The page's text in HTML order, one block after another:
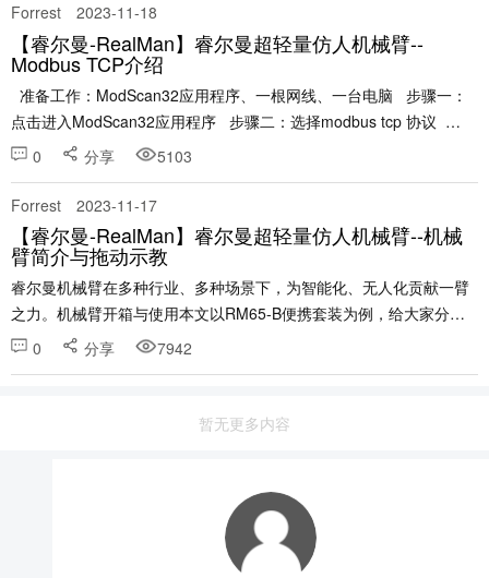
Forrest 2023-11-18
【睿尔曼-RealMan】睿尔曼超轻量仿人机械臂--
Modbus TCP介绍
准备工作：ModScan32应用程序、一根网线、一台电脑 步骤一：
点击进入ModScan32应用程序 步骤二：选择modbus tcp 协议
......
0 分享 5103
Forrest 2023-11-17
【睿尔曼-RealMan】睿尔曼超轻量仿人机械臂--机械
臂简介与拖动示教
睿尔曼机械臂在多种行业、多种场景下，为智能化、无人化贡献一臂
之力。机械臂开箱与使用本文以RM65-B便携套装为例，给大家分享
一下初次如何使用。以下内容均基于RM65-B六轴机械臂讲述。2. 打
0 分享 7942
暂无更多内容